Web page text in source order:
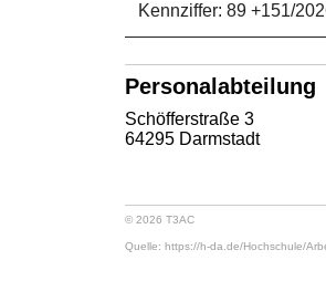
Kennziffer: 89 +151/
Personalabteilung
Schöfferstraße 3
64295 Darmstadt
© 2026 T3AC
Quelle: https://h-da.de/Hochschule/